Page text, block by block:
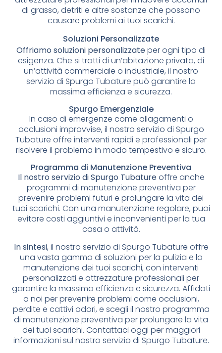
di grasso, detriti e altre sostanze che possono
causare problemi ai tuoi scarichi.
Soluzioni Personalizzate
Offriamo soluzioni personalizzateper ogni tipo di
esigenza. Che si tratti di un’abitazione privata, di
un’attività commerciale o industriale, il nostro
servizio di Spurgo Tubature può garantire la
massima efficienza e sicurezza.
Spurgo Emergenziale
In caso di emergenze come allagamenti o
occlusioni improvvise, il nostro servizio di Spurgo
Tubature offre interventi rapidi e professionali per
risolvere il problema in modo tempestivo e sicuro.
Programma di Manutenzione Preventiva
Il nostro servizio di Spurgo Tubatureoffre anche
programmi di manutenzione preventiva per
prevenire problemi futuri e prolungare la vita dei
tuoi scarichi. Con una manutenzione regolare, puoi
evitare costi aggiuntivi e inconvenienti per la tua
casa o attività.
In sintesi, il nostro servizio di Spurgo Tubature offre
una vasta gamma di soluzioni per la pulizia e la
manutenzione dei tuoi scarichi, con interventi
personalizzati e attrezzature professionali per
garantire la massima efficienza e sicurezza. Affidati
a noi per prevenire problemi come occlusioni,
perdite e cattivi odori, e scegli il nostro programma
di manutenzione preventiva per prolungare la vita
dei tuoi scarichi. Contattaci oggi per maggiori
informazioni sul nostro servizio di Spurgo Tubature.